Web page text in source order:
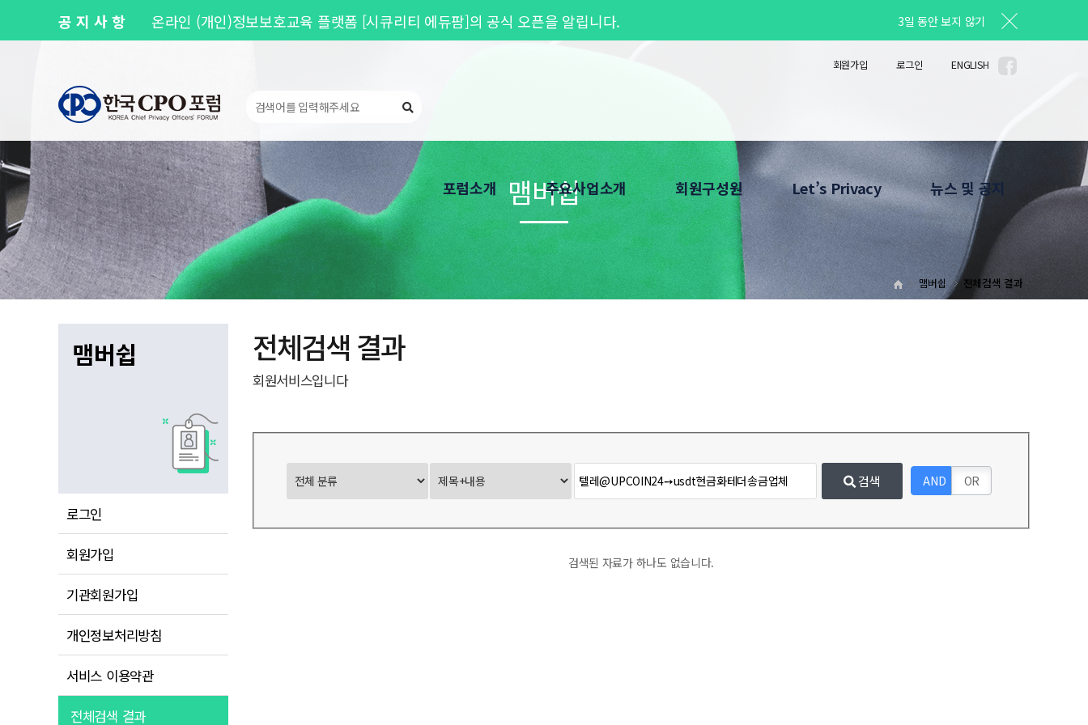
공지사항
온라인 (개인)정보보호교육 플랫폼 [시큐리티 에듀팜]의 공식 오픈을 알립니다.
제143차 Privacy Round Up 안내
[공지] 사무국 이전 및 신규 주소 안내
[공지] 사무국 이전에 따른 업무 일시 중단 안내 (07월 27일~28일)
3일 동안 보지 않기
회원가입 로그인 ENGLISH
포럼소개
인사말
연혁
한국CPO포럼은
주요사업소개
Privacy Round UP
개인정보보호 심포지엄
회원 워크샵
회원구성원
회원가입 안내
회원기관 소개
Let’s Privacy
Privacy Column
사진자료
HOT LINE
뉴스 및 공지
공지사항
Privacy News
News Letter
맴버쉽 전체검색 결과
맴버쉽
로그인
회원가입
기관회원가입
개인정보처리방침
서비스 이용약관
전체검색 결과
전체검색 결과
회원서비스입니다
검색 AND OR
검색된 자료가 하나도 없습니다.